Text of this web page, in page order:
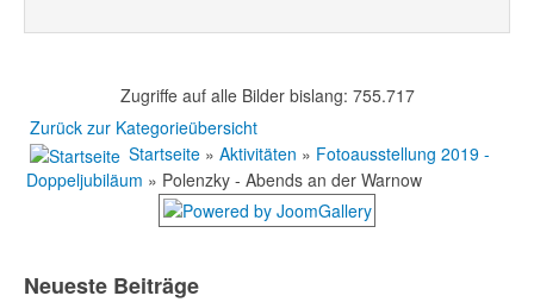
Zugriffe auf alle Bilder bislang: 755.717
Zurück zur Kategorieübersicht
Startseite » Aktivitäten » Fotoausstellung 2019 -
Doppeljubiläum » Polenzky - Abends an der Warnow
Neueste Beiträge